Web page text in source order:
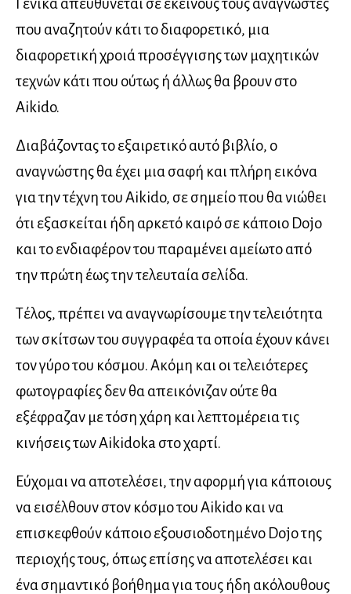
που αναζητούν κάτι το διαφορετικό, μια
διαφορετική χροιά προσέγγισης των μαχητικών
τεχνών κάτι που ούτως ή άλλως θα βρουν στο
Aikido.
Διαβάζοντας το εξαιρετικό αυτό βιβλίο, ο
αναγνώστης θα έχει μια σαφή και πλήρη εικόνα
για την τέχνη του Aikido, σε σημείο που θα νιώθει
ότι εξασκείται ήδη αρκετό καιρό σε κάποιο Dojo
και το ενδιαφέρον του παραμένει αμείωτο από
την πρώτη έως την τελευταία σελίδα.
Τέλος, πρέπει να αναγνωρίσουμε την τελειότητα
των σκίτσων του συγγραφέα τα οποία έχουν κάνει
τον γύρο του κόσμου. Ακόμη και οι τελειότερες
φωτογραφίες δεν θα απεικόνιζαν ούτε θα
εξέφραζαν με τόση χάρη και λεπτομέρεια τις
κινήσεις των Aikidoka στο χαρτί.
Εύχομαι να αποτελέσει, την αφορμή για κάποιους
να εισέλθουν στον κόσμο του Aikido και να
επισκεφθούν κάποιο εξουσιοδοτημένο Dojo της
περιοχής τους, όπως επίσης να αποτελέσει και
ένα σημαντικό βοήθημα για τους ήδη ακόλουθους